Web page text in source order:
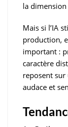
la
Mais si l’IA
production,
important :
caractère
reposent
audace et